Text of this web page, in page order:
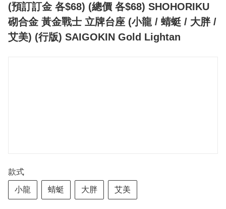
(預訂訂金 各$68) (總價 各$68) SHOHORIKU
砌合金 黃金戰士 立牌台座 (小龍 / 蜻蜓 / 大胖 /
艾美) (行版) SAIGOKIN Gold Lightan
款式
小龍 蜻蜓 大胖 艾美